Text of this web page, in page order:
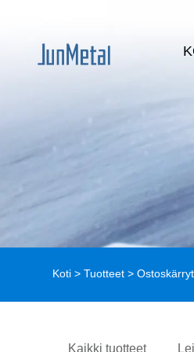
Koti > Tuotteet >Ostoskärryt
Kaikki tuotteet